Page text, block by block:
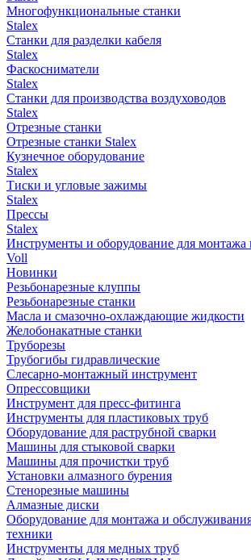
Многофункциональные станки
Stalex
Станки для разделки кабеля
Stalex
Фаскосниматели
Stalex
Станки для производства воздуховодов
Stalex
Отрезные станки
Отрезные станки Stalex
Кузнечное оборудование
Stalex
Тиски и угловые зажимы
Stalex
Прессы
Stalex
Инструменты и оборудование для монтажа
Voll
Новинки
Резьбонарезные клуппы
Резьбонарезные станки
Масла и смазочно-охлаждающие жидкости
Желобонакатные станки
Труборезы
Трубогибы гидравлические
Слесарно-монтажный инструмент
Опрессовщики
Инструмент для пресс-фитинга
Инструменты для пластиковых труб
Оборудование для раструбной сварки
Машины для стыковой сварки
Машины для прочистки труб
Установки алмазного бурения
Стенорезные машины
Алмазные диски
Оборудование для монтажа и
техники
Инструменты для медных труб